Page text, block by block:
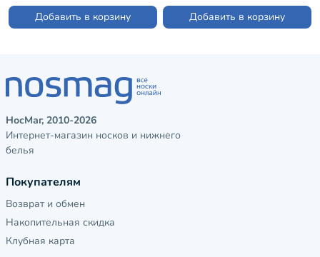
Добавить в корзину
Добавить в корзину
НосМаг, 2010-2026
Интернет-магазин носков и нижнего
белья
Покупателям
Возврат и обмен
Накопительная скидка
Клубная карта